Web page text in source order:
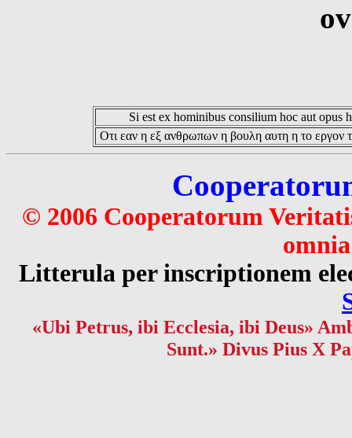
Si est ex hominibus consilium hoc aut opus
Οτι εαν η εξ ανθρωπων η βουλη αυτη η το εργον
© 2006 Cooperatorum
Litterula per inscriptionem
«Ubi Petrus, ibi Ecclesia, ibi Deus»
Sunt.» Divus Pius X